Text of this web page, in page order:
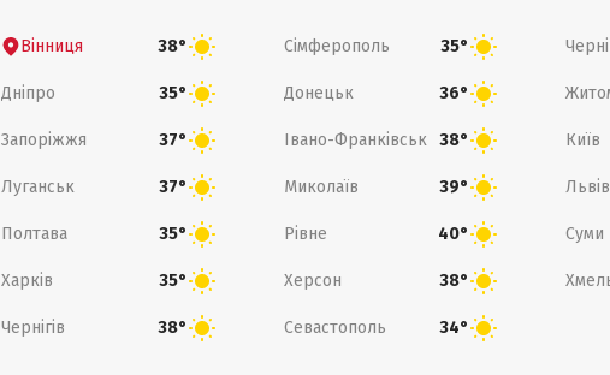
Вінниця 38° Сімферополь 35°
Дніпро 35° Донецьк 36°
Запоріжжя 37° Івано-Франківськ 38° Київ
Луганськ 37° Миколаїв 39° Львів
Полтава 35° Рівне 40° Суми
Харків 35° Херсон 38°
Чернігів 38° Севастополь 34°